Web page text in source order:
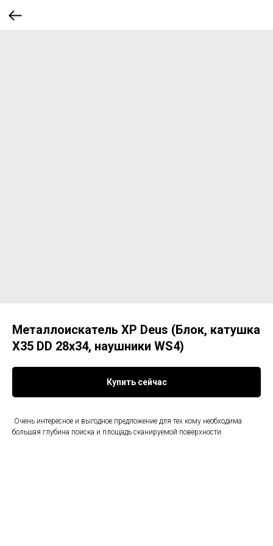
Металлоискатель XP Deus (Блок, катушка
X35 DD 28х34, наушники WS4)
Купить сейчас
Очень интересное и выгодное предложение для тех кому необходима
большая глубина поиска и площадь сканируемой поверхности.